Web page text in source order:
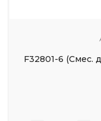
F32801-6 (Смес.